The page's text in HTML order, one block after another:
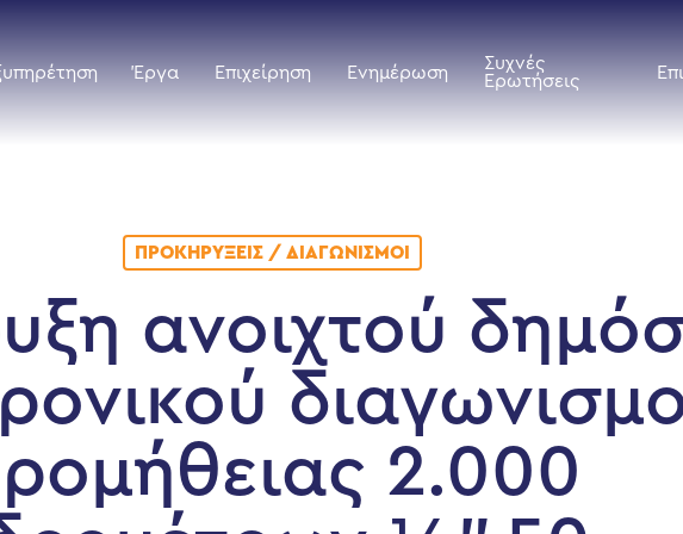
Έργα Επιχείρηση Ενημέρωση
Συχνές
Ερωτήσεις
ΠΡΟΚΗΡΎΞΕΙΣ / ΔΙΑΓΩΝΙΣΜΟΊ
ανοιχτού
2.000